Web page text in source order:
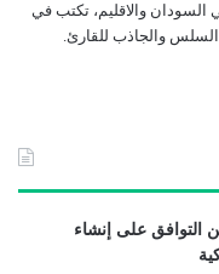
والاقليم، تكتب في
السلس والجاذب للقارئ.
التوافق على إنشاء